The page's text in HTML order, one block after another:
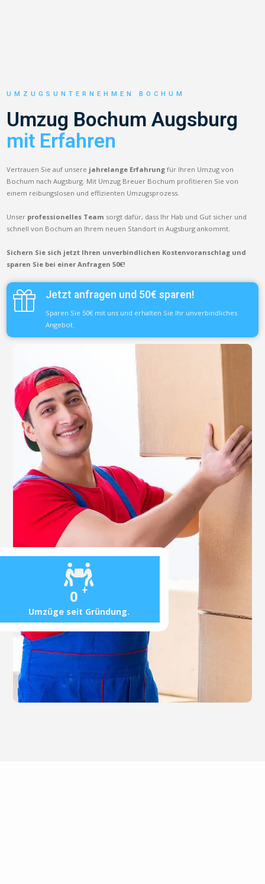
0 +
Umzüge seit Gründung.
UMZUGSUNTERNEHMEN BOCHUM
Umzug Bochum Augsburg
mit Erfahren
Vertrauen Sie auf unsere jahrelange Erfahrung für Ihren Umzug von
Bochum nach Augsburg. Mit Umzug Breuer Bochum profitieren Sie von
einem reibungslosen und effizienten Umzugsprozess.
Unser professionelles Team sorgt dafür, dass Ihr Hab und Gut sicher und
schnell von Bochum an Ihrem neuen Standort in Augsburg ankommt.
Sichern Sie sich jetzt Ihren unverbindlichen Kostenvoranschlag und
sparen Sie bei einer Anfragen 50€!
Jetzt anfragen und 50€ sparen!
Sparen Sie 50€ mit uns und erhalten Sie Ihr unverbindliches
Angebot.